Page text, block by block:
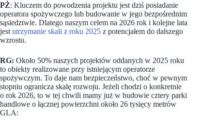
PŻ: Kluczem do powodzenia projektu jest dziś posiadanie
operatora spożywczego lub budowanie w jego bezpośrednim
sąsiedztwie. Dlatego naszym celem na 2026 rok i kolejne lata
jest utrzymanie skali z roku 2025 z potencjałem do dalszego
wzrostu.
RG: Około 50% naszych projektów oddanych w 2025 roku
to obiekty realizowane przy istniejącym operatorze
spożywczym. To daje nam bezpieczeństwo, choć w pewnym
stopniu ogranicza skalę rozwoju. Jeżeli chodzi o konkretnie
o rok 2026, to w tej chwili mamy już w budowie cztery parki
handlowe o łącznej powierzchni około 26 tysięcy metrów
GLA: